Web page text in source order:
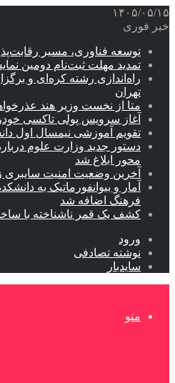
۱۴۰۵/۰۵/۱۵
خبر فوری
توسعه فناوری، مسیر
تمدید مهلت ثبت‌نام دومین نمایشگاه «فر
تهران
متا از نخست وزیر هند
آغاز سرویس پولی تاکسی
تقویم آموزشی نیمسال اول
دستور جدید وزارت علوم
محور ابلاغ شد
آخرین وضعیت امنیت
آمار و بیوانفورماتیک به
فرهنگ اضافه شد
کشف یک قمر ناشناخته با
ورود
نوشته تصادفی
سایدبار
منو